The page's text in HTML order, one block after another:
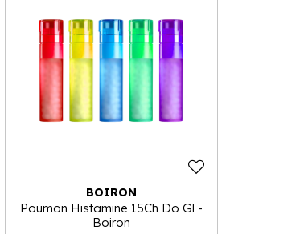
BOIRON
Poumon Histamine 15Ch Do Gl -
Boiron